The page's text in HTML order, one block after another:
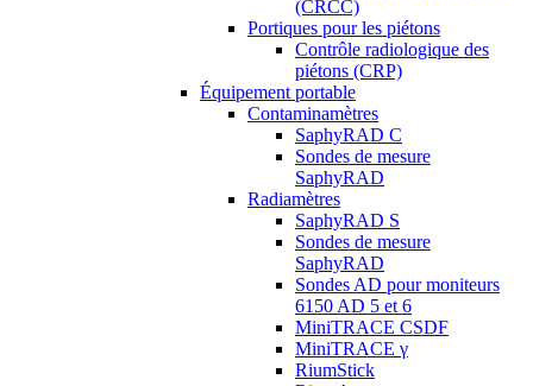
(CRCC)
Portiques pour les piétons
Contrôle radiologique des
piétons (CRP)
Équipement portable
Contaminamètres
SaphyRAD C
Sondes de mesure
SaphyRAD
Radiamètres
SaphyRAD S
Sondes de mesure
SaphyRAD
Sondes AD pour moniteurs
6150 AD 5 et 6
MiniTRACE CSDF
MiniTRACE γ
RiumStick